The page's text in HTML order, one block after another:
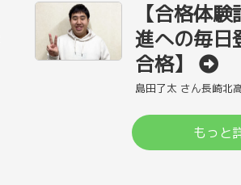
0
【合格体
進への毎日
合格】
島田了太 さん長崎北
こと 共通テスト本番
言葉をもらい、そ
0
もっと